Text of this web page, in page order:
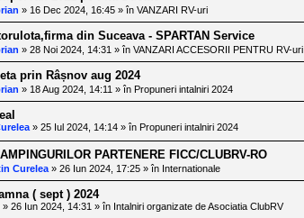
» 16 Dec 2024, 16:45 » în VANZARI RV-uri
din Suceava - SPARTAN Service
» 28 Noi 2024, 14:31 » în VANZARI ACCESORII PENTRU RV-uri
prin Râșnov aug 2024
» 18 Aug 2024, 14:11 » în Propuneri intalniri 2024
» 25 Iul 2024, 14:14 » în Propuneri intalniri 2024
PARTENERE FICC/CLUBRV-RO
Curelea » 26 Iun 2024, 17:25 » în Internationale
( sept ) 2024
» 26 Iun 2024, 14:31 » în Intalniri organizate de Asociatia ClubRV